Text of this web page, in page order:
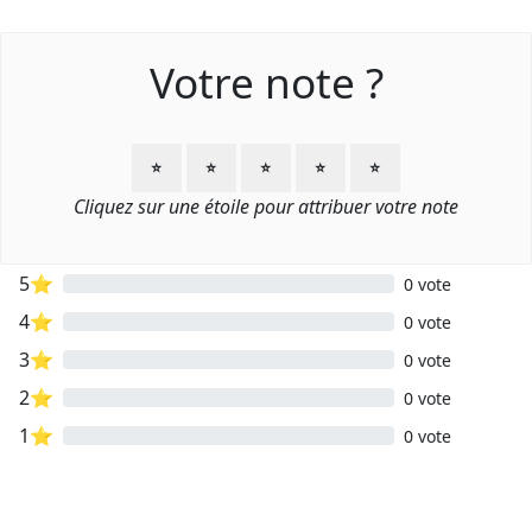
Votre note ?
⭐ ⭐ ⭐ ⭐ ⭐
Cliquez sur une étoile pour attribuer votre note
5⭐ 0 vote
4⭐ 0 vote
3⭐ 0 vote
2⭐ 0 vote
1⭐ 0 vote